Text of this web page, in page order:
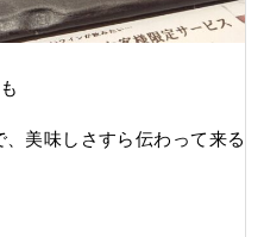
美味しさすら伝わって来る